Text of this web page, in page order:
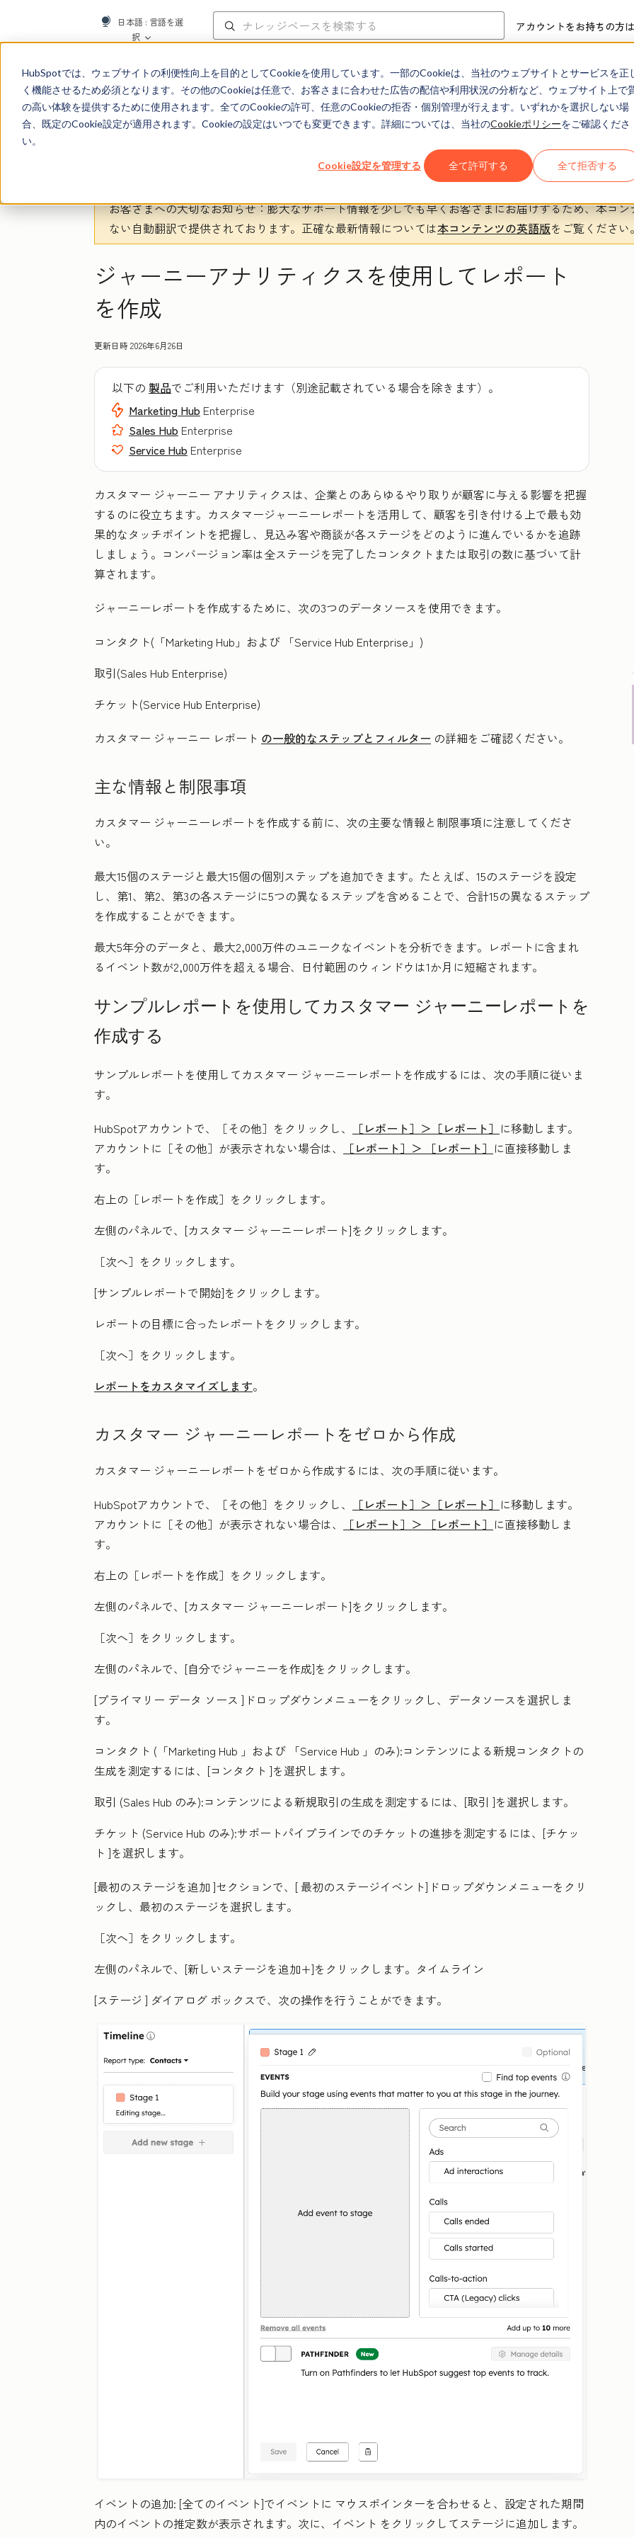
HubSpotでは、ウェブサイトの利便性向上を目的としてCookieを使用しています。一部のCookieは、当社のウェブサイトとサービスを正
く機能させるため必須となります。その他のCookieは任意で、お客さまに合わせた広告の配信や利用状況の分析など、ウェブサイト上で
の高い体験を提供するために使用されます。全てのCookieの許可、任意のCookieの拒否・個別管理が行えます。いずれかを選択しない場
合、既定のCookie設定が適用されます。Cookieの設定はいつでも変更できます。詳細については、当社のCookieポリシーをご確認くださ
い。
Cookie設定を管理する 全て許可する 全て拒否する
日本語 : 言語を選
択
アカウントをお持ちの方
ナレッジベース ヘルプセンター ドキュメント トレーニング
お客さまへの大切なお知らせ：膨大なサポート情報を少しでも早くお客さまにお届けするため、本コ
ない自動翻訳で提供されております。 正確な最新情報については本コンテンツの英語版をご覧ください
ジャーニーアナリティクスを使用してレポート
を作成
更新日時2026年6月26日
以下の 製品でご利用いただけます（別途記載されている場合を除きます）。
Marketing Hub Enterprise
Sales Hub Enterprise
Service Hub Enterprise
カスタマー ジャーニー アナリティクスは、企業とのあらゆるやり取りが顧客に与える影響を把握
するのに役立ちます。カスタマージャーニーレポートを活用して、顧客を引き付ける上で最も効
果的なタッチポイントを把握し、見込み客や商談が各ステージをどのように進んでいるかを追跡
しましょう。コンバージョン率は全ステージを完了したコンタクトまたは取引の数に基づいて計
算されます。
ジャーニーレポートを作成するために、次の3つのデータソースを使用できます。
コンタクト( 「Marketing Hub 」および 「Service Hub Enterprise 」)
取引(Sales Hub Enterprise)
チケット(Service Hub Enterprise)
カスタマー ジャーニー レポート の一般的なステップとフィルター の詳細をご確認ください。
主な情報と制限事項
カスタマー ジャーニーレポートを作成する前に、次の主要な情報と制限事項に注意してくださ
い。
最大15個のステージと最大15個の個別ステップを追加できます。たとえば、15のステージを設定
し、第1、第2、第3の各ステージに5つの異なるステップを含めることで、合計15の異なるステップ
を作成することができます。
最大5年分のデータと、最大2,000万件のユニークなイベントを分析できます。レポートに含まれ
るイベント数が2,000万件を超える場合、日付範囲のウィンドウは1か月に短縮されます。
サンプルレポートを使用してカスタマー ジャーニーレポートを
作成する
サンプルレポートを使用してカスタマー ジャーニーレポートを作成するには、次の手順に従いま
す。
HubSpotアカウントで、
［その他］をクリックし、 ［レポート］＞ ［レポート］ に移動します。
アカウントに ［その他］が表示されない場合は、 ［レポート］＞ ［レポート］ に直接移動しま
す。
右上の ［レポートを作成］をクリックします。
左側のパネルで、[カスタマー ジャーニーレポート]をクリックします。
［次へ］ をクリックします。
[サンプルレポートで開始]をクリックします。
レポートの目標に合った レポートをクリックします。
［次へ］ をクリックします。
レポートをカスタマイズします。
カスタマー ジャーニーレポートをゼロから作成
カスタマー ジャーニーレポートをゼロから作成するには、次の手順に従います。
HubSpotアカウントで、
［その他］をクリックし、 ［レポート］＞ ［レポート］ に移動します。
アカウントに ［その他］が表示されない場合は、 ［レポート］＞ ［レポート］ に直接移動しま
す。
右上の ［レポートを作成］をクリックします。
左側のパネルで、[カスタマー ジャーニーレポート]をクリックします。
［次へ］をクリックします。
左側のパネルで、[自分でジャーニーを作成]をクリックします。
[プライマリー データ ソース ]ドロップダウンメニューをクリックし、データソースを選択しま
す。
コンタクト ( 「Marketing Hub 」および 「Service Hub 」のみ):コンテンツによる新規コンタクトの
生成を測定するには、[コンタクト ]を選択します。
取引 (Sales Hub のみ):コンテンツによる新規取引の生成を測定するには、[取引 ]を選択します。
チケット (Service Hub のみ):サポートパイプラインでのチケットの進捗を測定するには、[チケッ
ト ]を選択します。
[最初のステージを追加 ]セクションで、[最初のステージイベント]ドロップダウンメニューをクリ
ックし、最初のステージを選択します。
［次へ］ をクリックします。
左側のパネルで、[新しいステージを追加+]をクリックします。 タイムライン
[ステージ ] ダイアログ ボックスで、次の操作を行うことができます。
イベントの追加: [全てのイベント]でイベントに マウスポインターを合わせると、設定された期間
内のイベントの推定数が表示されます。次に、 イベント をクリックしてステージに追加します。